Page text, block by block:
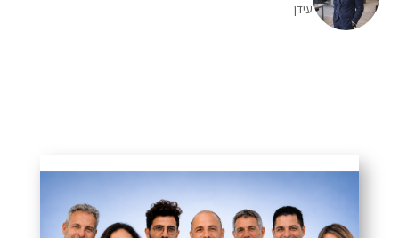
עידן